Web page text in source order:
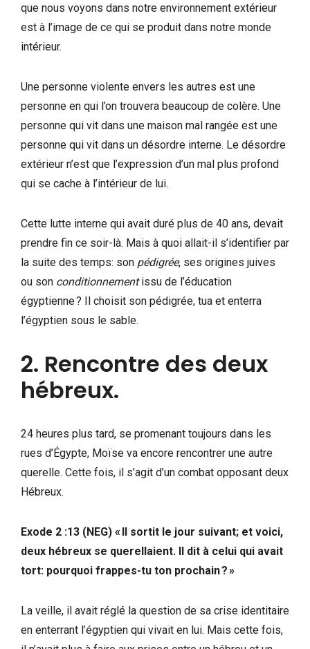
que nous voyons dans notre environnement extérieur
est à l’image de ce qui se produit dans notre monde
intérieur.
Une personne violente envers les autres est une
personne en qui l’on trouvera beaucoup de colère. Une
personne qui vit dans une maison mal rangée est une
personne qui vit dans un désordre interne. Le désordre
extérieur n’est que l’expression d’un mal plus profond
qui se cache à l’intérieur de lui.
Cette lutte interne qui avait duré plus de 40 ans, devait
prendre fin ce soir-là. Mais à quoi allait-il s’identifier par
la suite des temps: son pédigrée, ses origines juives
ou son conditionnementissu de l’éducation
égyptienne ? Il choisit son pédigrée, tua et enterra
l’égyptien sous le sable.
2. Rencontre des deux
hébreux.
24 heures plus tard, se promenant toujours dans les
rues d’Égypte, Moïse va encore rencontrer une autre
querelle. Cette fois, il s’agit d’un combat opposant deux
Hébreux.
Exode 2 :13 (NEG) « Il sortit le jour suivant; et voici,
deux hébreux se querellaient. Il dit à celui qui avait
tort: pourquoi frappes-tu ton prochain ? »
La veille, il avait réglé la question de sa crise identitaire
en enterrant l’égyptien qui vivait en lui. Mais cette fois,